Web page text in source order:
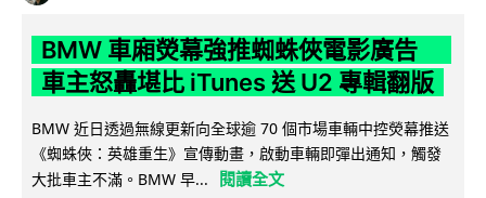
BMW 車廂熒幕強推蜘蛛俠電影廣告
車主怒轟堪比 iTunes 送 U2 專輯翻版
BMW 近日透過無線更新向全球逾 70 個市場車輛中控熒幕推送
《蜘蛛俠：英雄重生》宣傳動畫，啟動車輛即彈出通知，觸發
大批車主不滿。BMW 早...
閱讀全文